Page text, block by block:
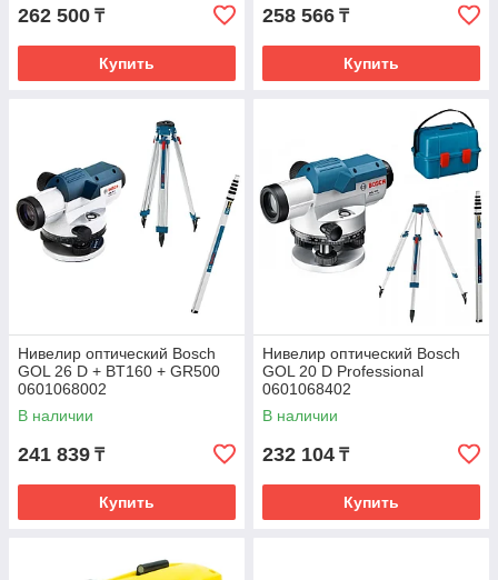
262 500 ₸
Купить
258 566 ₸
Купить
Нивелир оптический Bosch
GOL 26 D + BT160 + GR500
0601068002
В наличии
241 839 ₸
Купить
Нивелир оптический Bosch
GOL 20 D Professional
0601068402
В наличии
232 104 ₸
Купить